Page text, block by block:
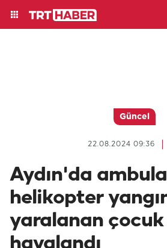
Güncel
22.08.2024 09:36
Aydın'da
helikopter
yaralanan
havalandı